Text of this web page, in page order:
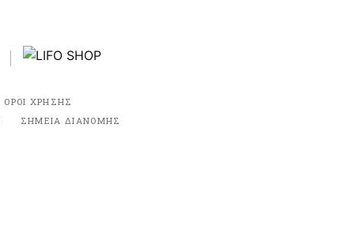
ΟΡΟΙ ΧΡΗΣΗΣ
ΣΗΜΕΙΑ ΔΙΑΝΟΜΗΣ